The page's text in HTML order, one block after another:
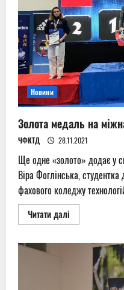
Новини
Золота медаль на
ЧФКТД 28.11.2021
Ще одне «золото» додає у
Віра Фоглінська, студентка
фахового коледжу
Читати далі
more
медаль
міжнародному
турнірі